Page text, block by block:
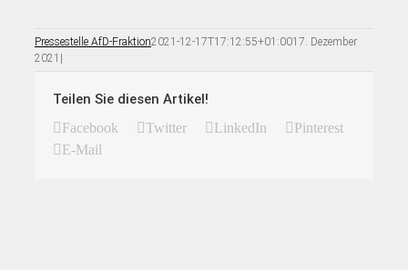
Pressestelle AfD-Fraktion2021-12-17T17:12:55+01:0017. Dezember
2021 |
Teilen Sie diesen Artikel!
Facebook Twitter LinkedIn
Pinterest
E-Mail